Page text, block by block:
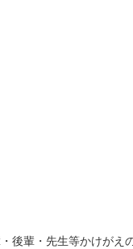
後輩・先生等かけがえ